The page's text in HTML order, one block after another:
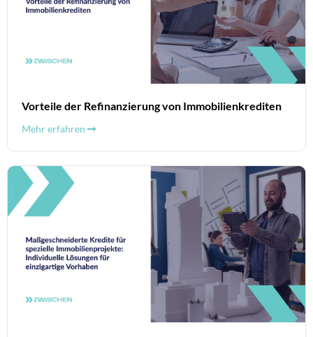
Vorteile der Refinanzierung von Immobilienkrediten
Mehr erfahren